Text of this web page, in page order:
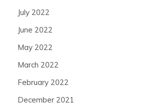
July 2022
June 2022
May 2022
March 2022
February 2022
December 2021